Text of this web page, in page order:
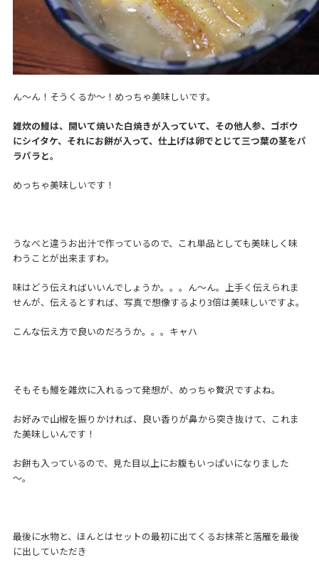
ん～ん！そうくるか～！めっちゃ美味しいです。
雑炊の鰻は、開いて焼いた白焼きが入っていて、その他人参、ゴボウ
にシイタケ、それにお餅が入って、仕上げは卵でとじて三つ葉の茎をパ
ラパラと。
めっちゃ美味しいです！
うなべと違うお出汁で作っているので、これ単品としても美味しく味
わうことが出来ますわ。
味はどう伝えればいいんでしょうか。。。ん～ん。上手く伝えられま
せんが、伝えるとすれば、写真で想像するより3倍は美味しいですよ。
こんな伝え方で良いのだろうか。。。キャハ
そもそも鰻を雑炊に入れるって発想が、めっちゃ贅沢ですよね。
お好みで山椒を振りかければ、良い香りが鼻から突き抜けて、これま
た美味しいんです！
お餅も入っているので、見た目以上にお腹もいっぱいになりました
～。
最後に水物と、ほんとはセットの最初に出てくるお抹茶と落雁を最後
に出していただき